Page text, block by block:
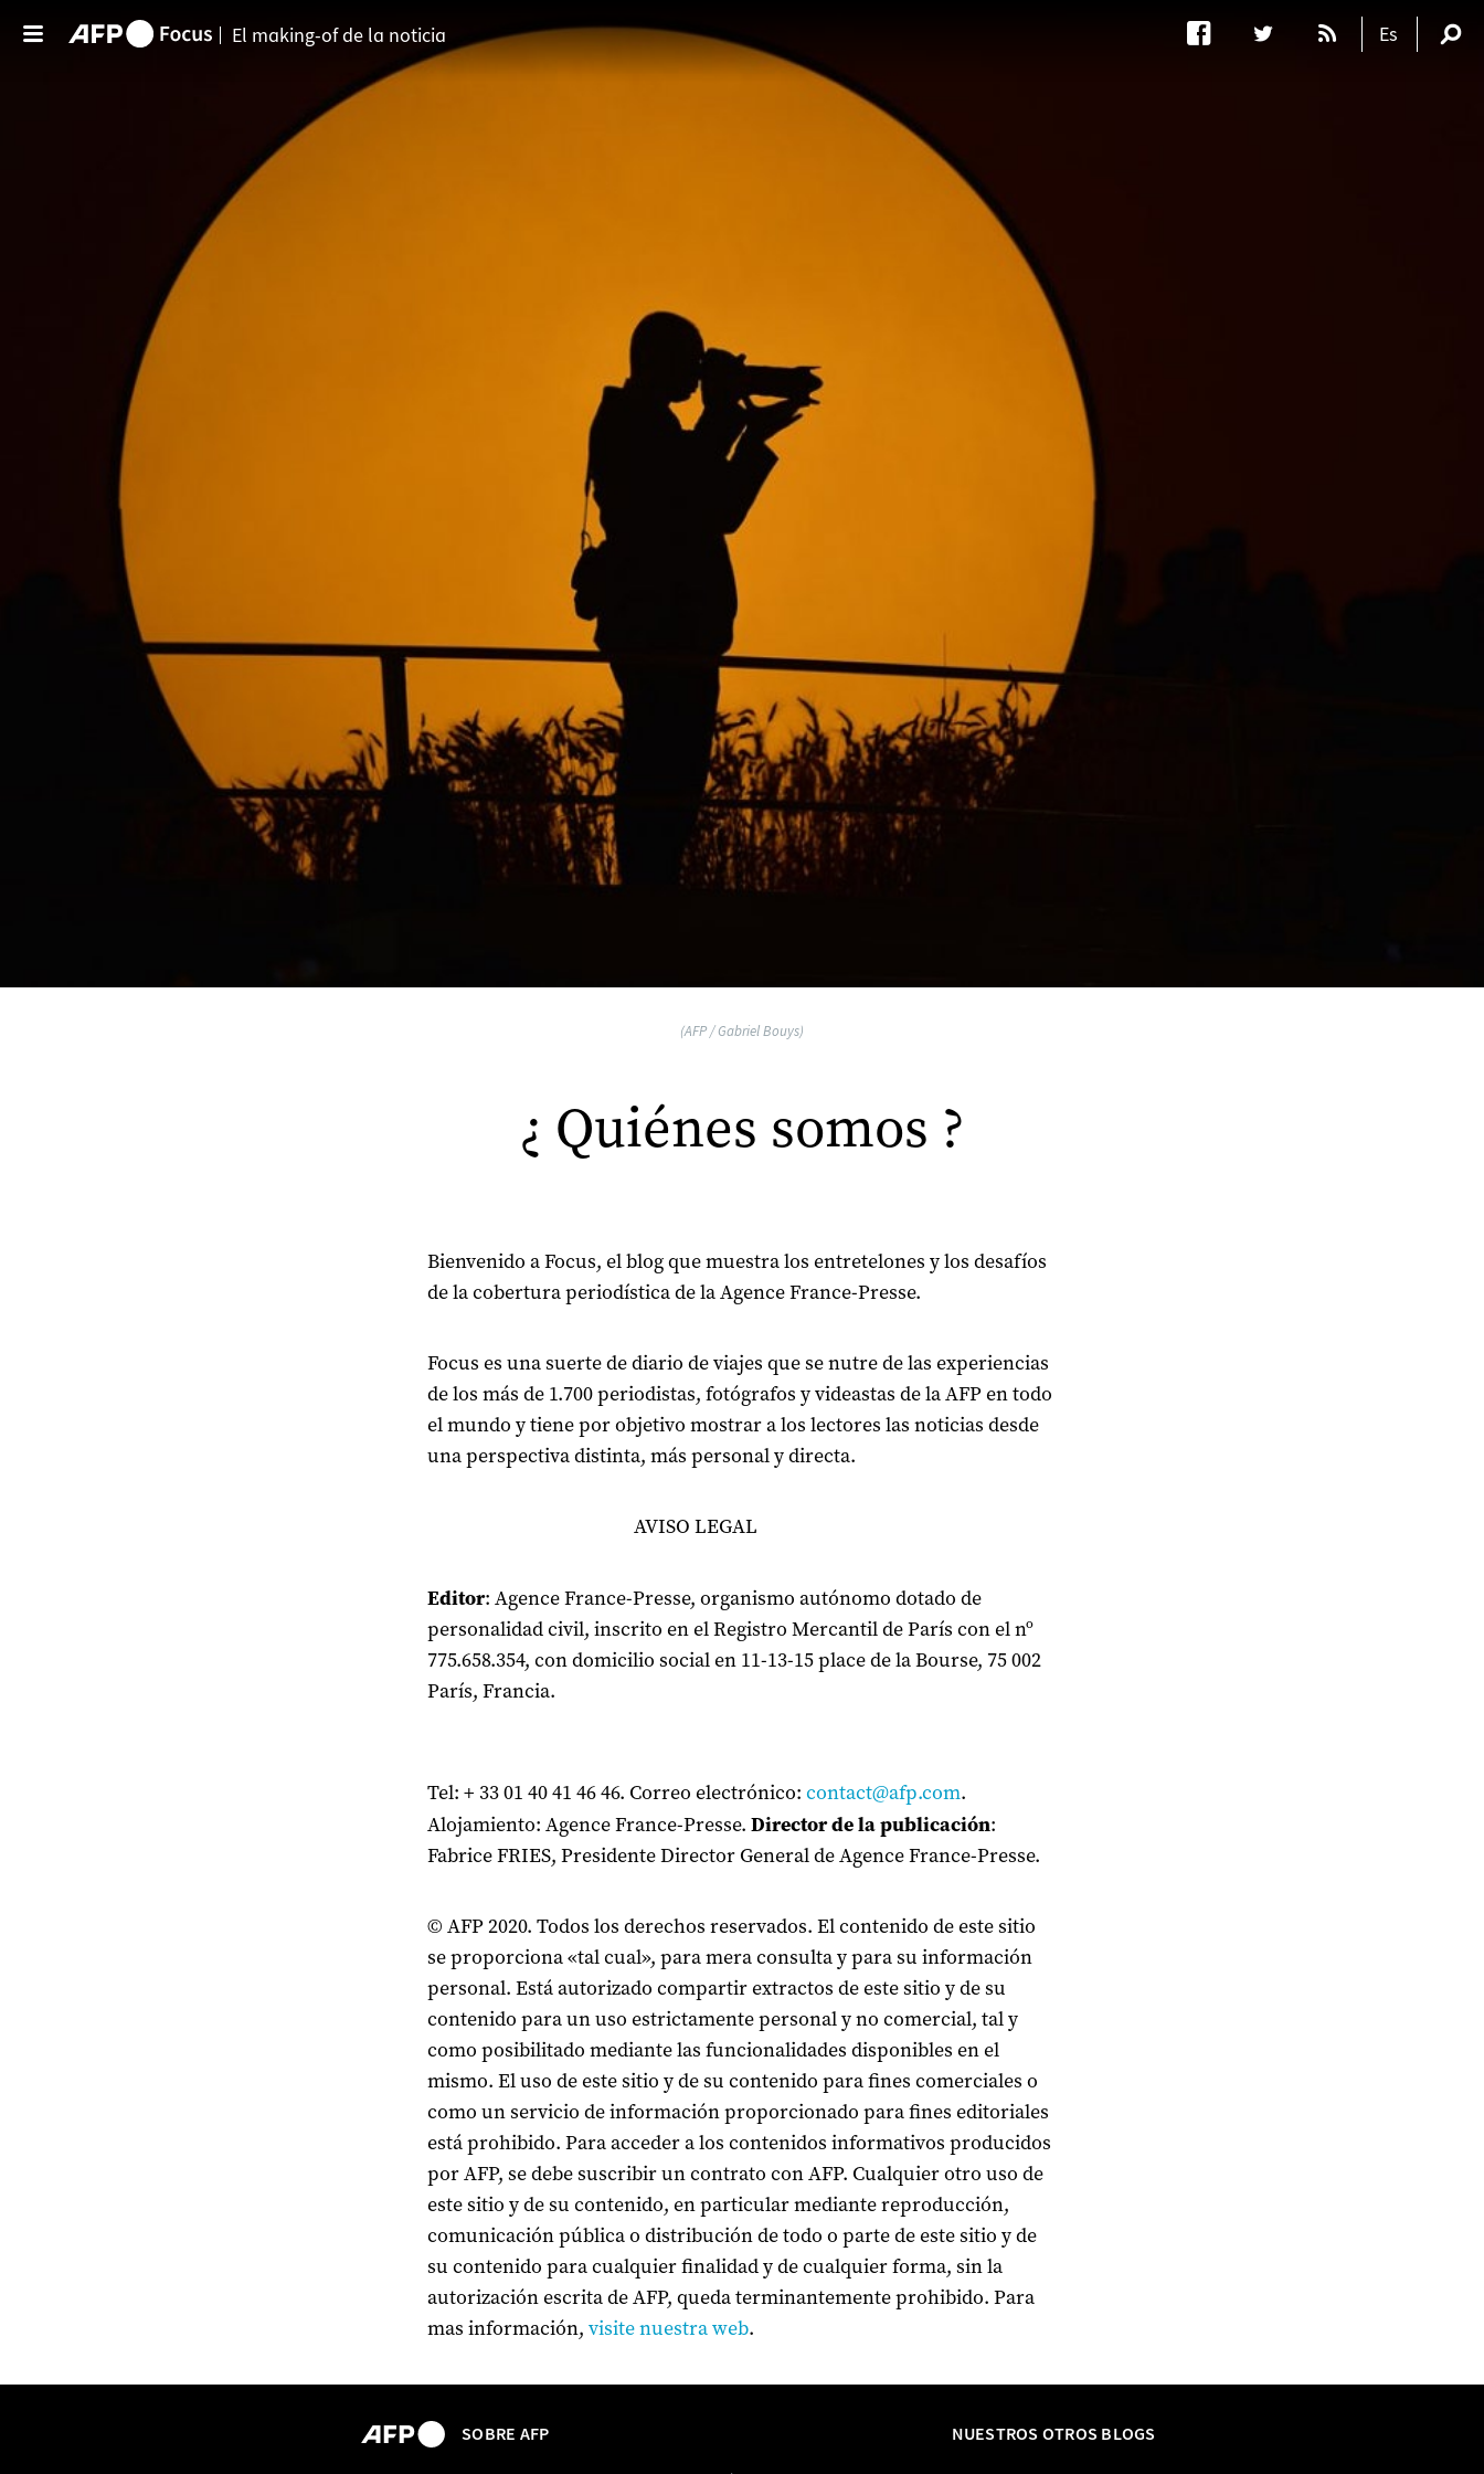
El making-of de la noticia
(AFP / Gabriel Bouys)
¿ Quiénes somos ?
Bienvenido a Focus, el blog que muestra los entretelones y los desafíos
de la cobertura periodística de la Agence France-Presse.
Focus es una suerte de diario de viajes que se nutre de las experiencias
de los más de 1.700 periodistas, fotógrafos y videastas de la AFP en todo
el mundo y tiene por objetivo mostrar a los lectores las noticias desde
una perspectiva distinta, más personal y directa.
AVISO LEGAL
Editor: Agence France-Presse, organismo autónomo dotado de
personalidad civil, inscrito en el Registro Mercantil de París con el nº
775.658.354, con domicilio social en 11-13-15 place de la Bourse, 75 002
París, Francia.
Tel: + 33 01 40 41 46 46. Correo electrónico: contact@afp.com.
Alojamiento: Agence France-Presse. Director de la publicación:
Fabrice FRIES, Presidente Director General de Agence France-Presse.
© AFP 2020. Todos los derechos reservados. El contenido de este sitio
se proporciona «tal cual», para mera consulta y para su información
personal. Está autorizado compartir extractos de este sitio y de su
contenido para un uso estrictamente personal y no comercial, tal y
como posibilitado mediante las funcionalidades disponibles en el
mismo. El uso de este sitio y de su contenido para fines comerciales o
como un servicio de información proporcionado para fines editoriales
está prohibido. Para acceder a los contenidos informativos producidos
por AFP, se debe suscribir un contrato con AFP. Cualquier otro uso de
este sitio y de su contenido, en particular mediante reproducción,
comunicación pública o distribución de todo o parte de este sitio y de
su contenido para cualquier finalidad y de cualquier forma, sin la
autorización escrita de AFP, queda terminantemente prohibido. Para
mas información, visite nuestra web.
SOBRE AFP NUESTROS OTROS BLOGS